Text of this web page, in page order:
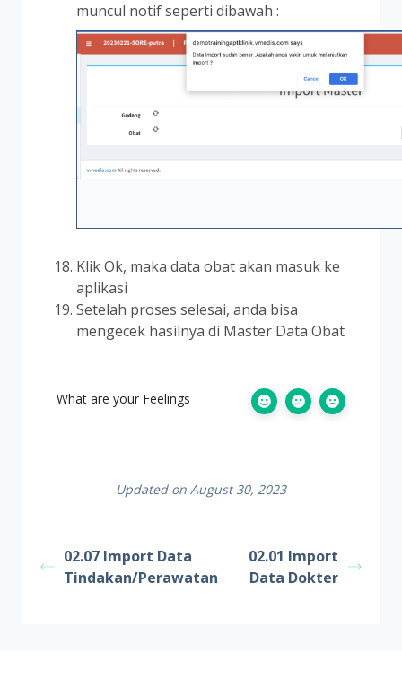
muncul notif seperti dibawah :
Klik Ok, maka data obat akan masuk ke
aplikasi
Setelah proses selesai, anda bisa
mengecek hasilnya di Master Data Obat
What are your Feelings
Updated on August 30, 2023
02.07 Import Data
Tindakan/Perawatan
02.01 Import
Data Dokter